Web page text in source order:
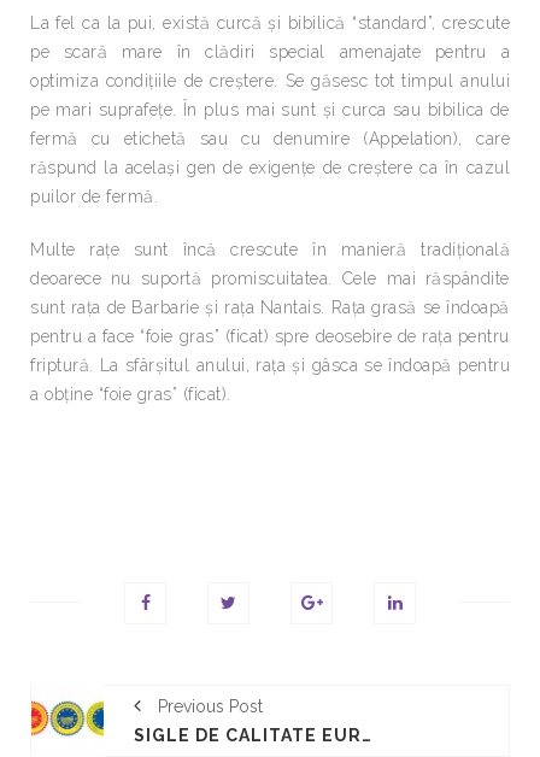
La fel ca la pui, există curcă şi bibilică “standard”, crescute
pe scară mare în clădiri special amenajate pentru a
optimiza condiţiile de creştere. Se găsesc tot timpul anului
pe mari suprafeţe. În plus mai sunt şi curca sau bibilica de
fermă cu etichetă sau cu denumire (Appelation), care
răspund la acelaşi gen de exigenţe de creştere ca în cazul
puilor de fermă.
Multe raţe sunt încă crescute în manieră tradiţională
deoarece nu suportă promiscuitatea. Cele mai răspândite
sunt raţa de Barbarie şi raţa Nantais. Raţa grasă se îndoapă
pentru a face “foie gras” (ficat) spre deosebire de raţa pentru
friptură. La sfârşitul anului, raţa şi gâsca se îndoapă pentru
a obţine “foie gras” (ficat).
Previous Post
SIGLE DE CALITATE EUROPEANA - SIGNES OFFICIELS DE LA QUALITÉ DES PRODUITS ALIMENTAIRES 21/10/2021